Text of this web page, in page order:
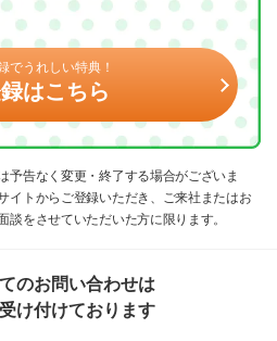
でうれしい特典！
はこちら
告なく変更・終了する場合がございま
トからご登録いただき、ご来社またはお
をさせていただいた方に限ります。
のお問い合わせは
け付けております